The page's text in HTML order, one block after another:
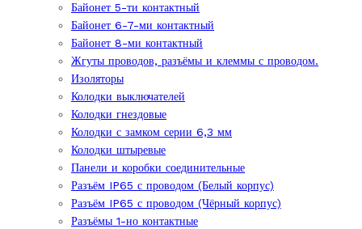
Байонет 5-ти контактный
Байонет 6-7-ми контактный
Байонет 8-ми контактный
Жгуты проводов, разъёмы и клеммы с проводом.
Изоляторы
Колодки выключателей
Колодки гнездовые
Колодки с замком серии 6,3 мм
Колодки штыревые
Панели и коробки соединительные
Разъём IP65 с проводом (Белый корпус)
Разъём IP65 с проводом (Чёрный корпус)
Разъёмы 1-но контактные